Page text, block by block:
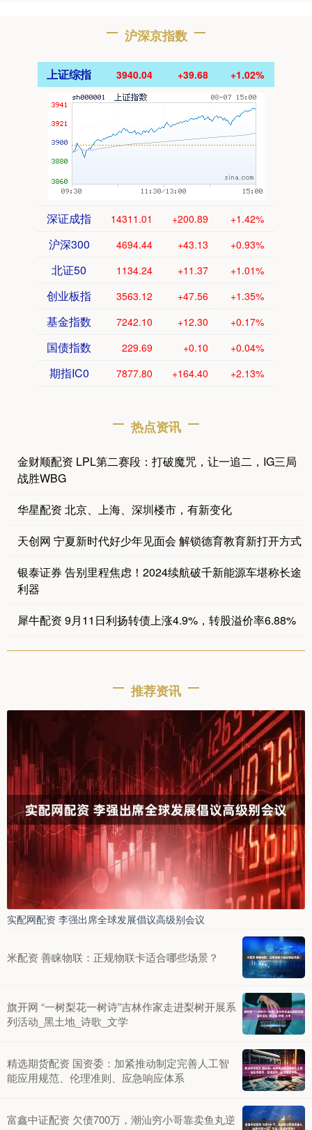
沪深京指数
上证综指 3940.04 +39.68 +1.02%
深证成指 14311.01 +200.89 +1.42%
沪深300 4694.44 +43.13 +0.93%
北证50 1134.24 +11.37 +1.01%
创业板指 3563.12 +47.56 +1.35%
基金指数 7242.10 +12.30 +0.17%
国债指数 229.69 +0.10 +0.04%
期指IC0 7877.80 +164.40 +2.13%
热点资讯
金财顺配资 LPL第二赛段：打破魔咒，让一追二，IG三局
战胜WBG
华星配资 北京、上海、深圳楼市，有新变化
天创网 宁夏新时代好少年见面会 解锁德育教育新打开方式
银泰证券 告别里程焦虑！2024续航破千新能源车堪称长途
利器
犀牛配资 9月11日利扬转债上涨4.9%，转股溢价率6.88%
推荐资讯
实配网配资 李强出席全球发展倡议高级别会议
米配资 善睐物联：正规物联卡适合哪些场景？
旗开网 “一树梨花一树诗”吉林作家走进梨树开展系
列活动_黑土地_诗歌_文学
精选期货配资 国资委：加紧推动制定完善人工智
能应用规范、伦理准则、应急响应体系
富鑫中证配资 欠债700万，潮汕穷小哥靠卖鱼丸逆